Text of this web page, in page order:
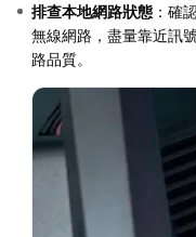
排查本地網路狀態 ：確
無線網路，盡量靠近訊
路品質。